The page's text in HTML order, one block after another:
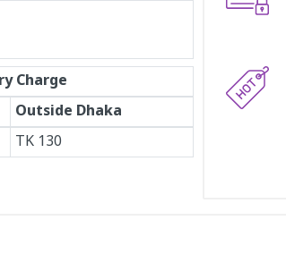
Charge
Outside Dhaka
TK 130